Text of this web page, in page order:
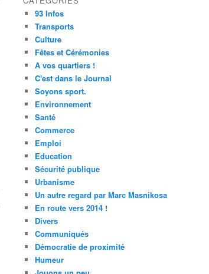
93 Infos
Transports
Culture
Fêtes et Cérémonies
A vos quartiers !
C'est dans le Journal
Soyons sport.
Environnement
Santé
Commerce
Emploi
Education
Sécurité publique
Urbanisme
Un autre regard par Marc Masnikosa
En route vers 2014 !
Divers
Communiqués
Démocratie de proximité
Humeur